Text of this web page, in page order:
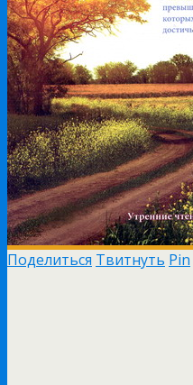
Поделиться Твитнуть Pin